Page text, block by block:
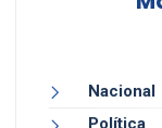
Nacional